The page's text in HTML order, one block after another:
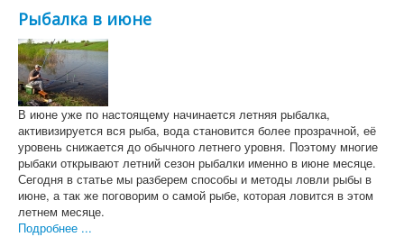
Рыбалка в июне
В июне уже по настоящему начинается летняя рыбалка,
активизируется вся рыба, вода становится более прозрачной, её
уровень снижается до обычного летнего уровня. Поэтому многие
рыбаки открывают летний сезон рыбалки именно в июне месяце.
Сегодня в статье мы разберем способы и методы ловли рыбы в
июне, а так же поговорим о самой рыбе, которая ловится в этом
летнем месяце.
Подробнее ...